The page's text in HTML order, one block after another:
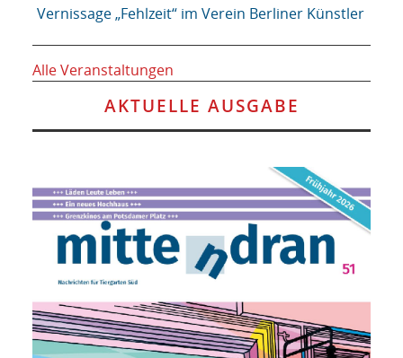
Vernissage „Fehlzeit“ im Verein Berliner Künstler
Alle Veranstaltungen
AKTUELLE AUSGABE